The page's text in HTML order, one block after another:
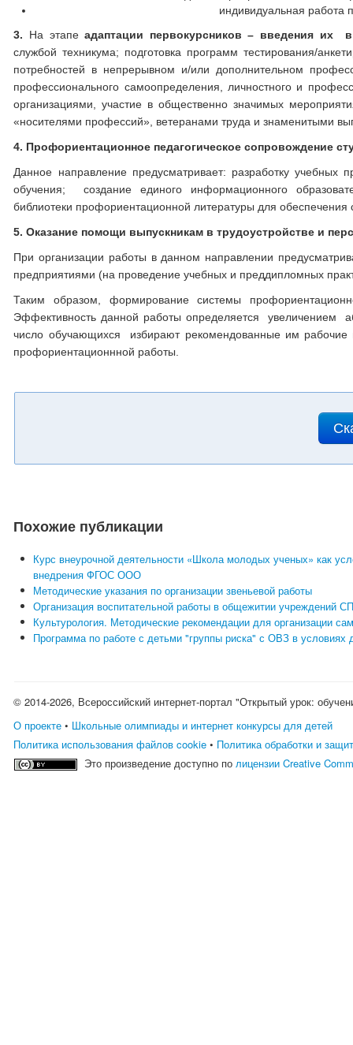
индивидуальная работа
3. На этапеадаптации первокурсников – введения их
службой техникума; подготовка программ тестирования/
потребностей в непрерывном и/или дополнительном
профессионального самоопределения, личностного и
организациями, участие в общественно значимых
«носителями профессий», ветеранами труда и знаменитыми
4. Профориентационное педагогическое сопровождение
Данное направление предусматривает: разработку учебных
обучения; создание единого информационного
библиотеки профориентационной литературы для
5. Оказание помощи выпускникам в трудоустройстве и
При организации работы в данном направлении
предприятиями (на проведение учебных и преддипломных
Таким образом, формирование системы
Эффективность данной работы определяется увеличением
число обучающихся избирают рекомендованные им рабочие
профориентационнной работы.
Похожие публикации
Курс внеурочной деятельности «Школа молодых ученых» как
внедрения ФГОС ООО
Методические указания по организации звеньевой работы
Организация воспитательной работы в общежитии учреждений
Культурология. Методические рекомендации для организации
Программа по работе с детьми "группы риска" с ОВЗ в условиях
© 2014-2026, Всероссийский интернет-портал "Открытый урок:
О проекте • Школьные олимпиады и интернет конкурсы для детей
Политика использования файлов cookie • Политика обработки и
Это произведение доступно полицензии Creative